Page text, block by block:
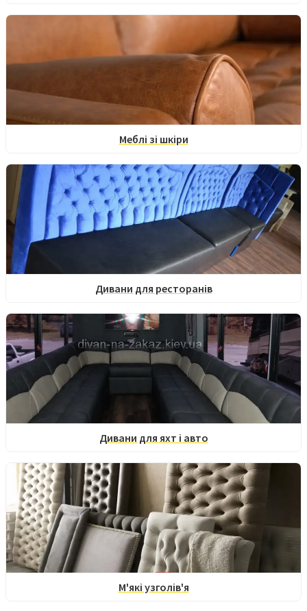
Меблі зі шкіри
Дивани для ресторанів
Дивани для яхт і авто
М'які узголів'я